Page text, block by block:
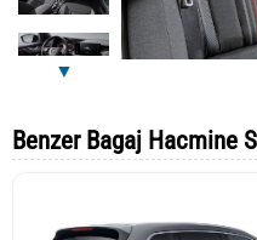
▼
Benzer Bagaj Hacmine